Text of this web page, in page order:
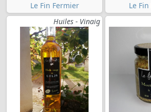
Le Fin Fermier
Le
Huiles - Vinaig